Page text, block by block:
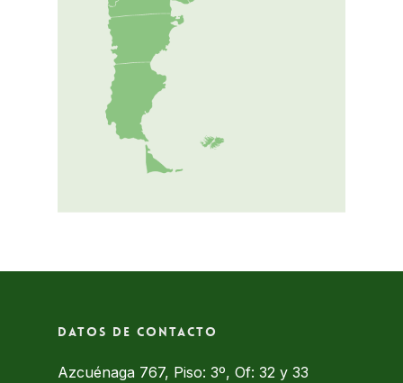
Datos de contacto
Azcuénaga 767, Piso: 3º, Of: 32 y 33